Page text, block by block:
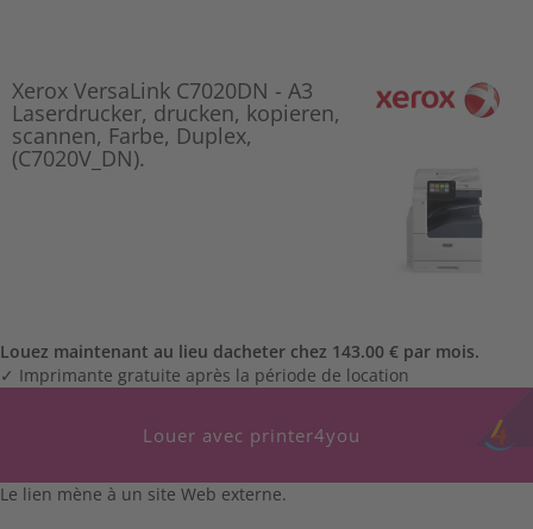
Xerox VersaLink C7020DN - A3
Laserdrucker, drucken, kopieren,
scannen, Farbe, Duplex,
(C7020V_DN).
Louez maintenant au lieu dacheter chez 143.00 € par mois.
✓ Imprimante gratuite après la période de location
Louer avec printer4you
Le lien mène à un site Web externe.